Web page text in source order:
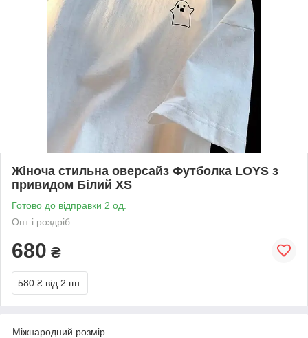
Жіноча стильна оверсайз Футболка LOYS з
привидом Білий XS
Готово до відправки 2 од.
Опт і роздріб
680 ₴
580 ₴ від 2 шт.
Міжнародний розмір